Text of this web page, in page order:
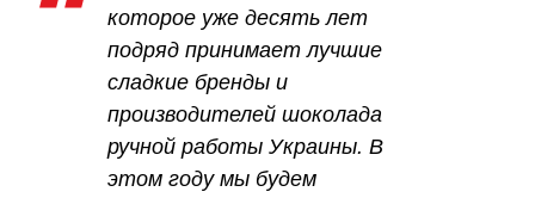
которое уже десять лет
подряд принимает лучшие
сладкие бренды и
производителей шоколада
ручной работы Украины. В
этом году мы будем